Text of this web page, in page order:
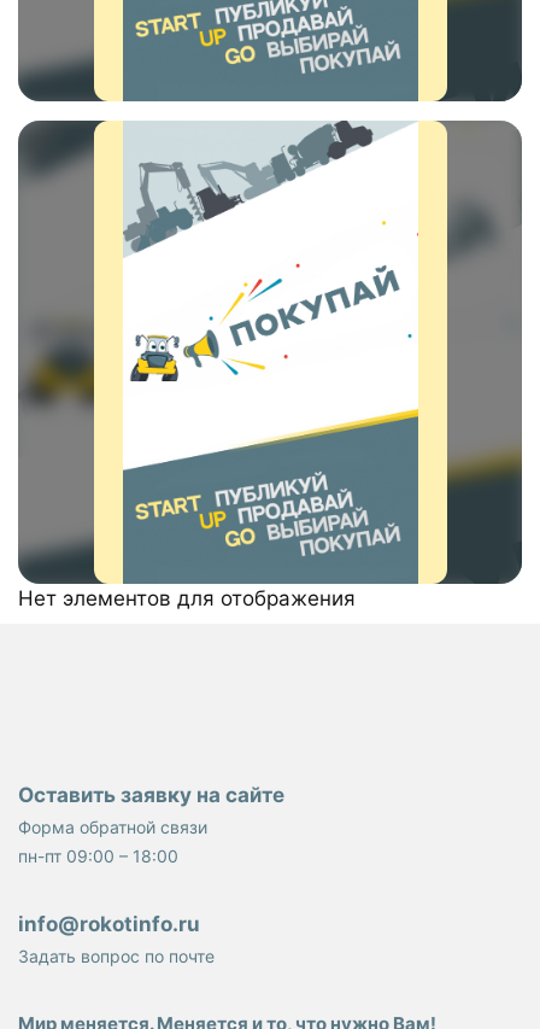
Нет элементов для отображения
Оставить заявку на сайте
Форма обратной связи
пн-пт 09:00 – 18:00
info@rokotinfo.ru
Задать вопрос по почте
Мир меняется. Меняется и то, что нужно Вам!